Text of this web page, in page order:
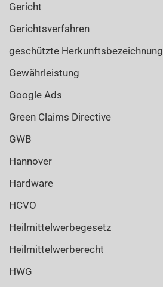
Gericht
Gerichtsverfahren
geschützte Herkunftsbezeichnung
Gewährleistung
Google Ads
Green Claims Directive
GWB
Hannover
Hardware
HCVO
Heilmittelwerbegesetz
Heilmittelwerberecht
HWG